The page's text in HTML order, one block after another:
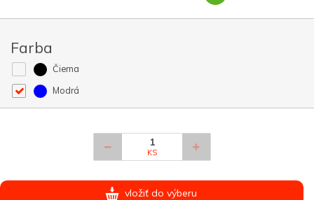
Farba
Čierna
Modrá
KS
vložiť do výberu